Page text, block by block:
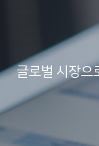
글로벌 시장으